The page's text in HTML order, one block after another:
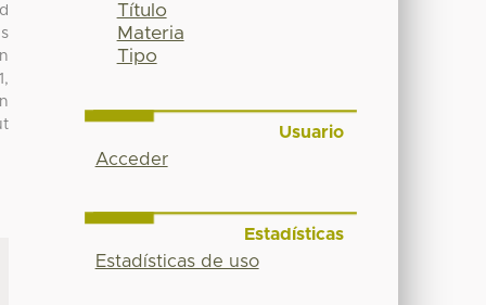
Título
Materia
Tipo
Usuario
Acceder
Estadísticas
Estadísticas de uso